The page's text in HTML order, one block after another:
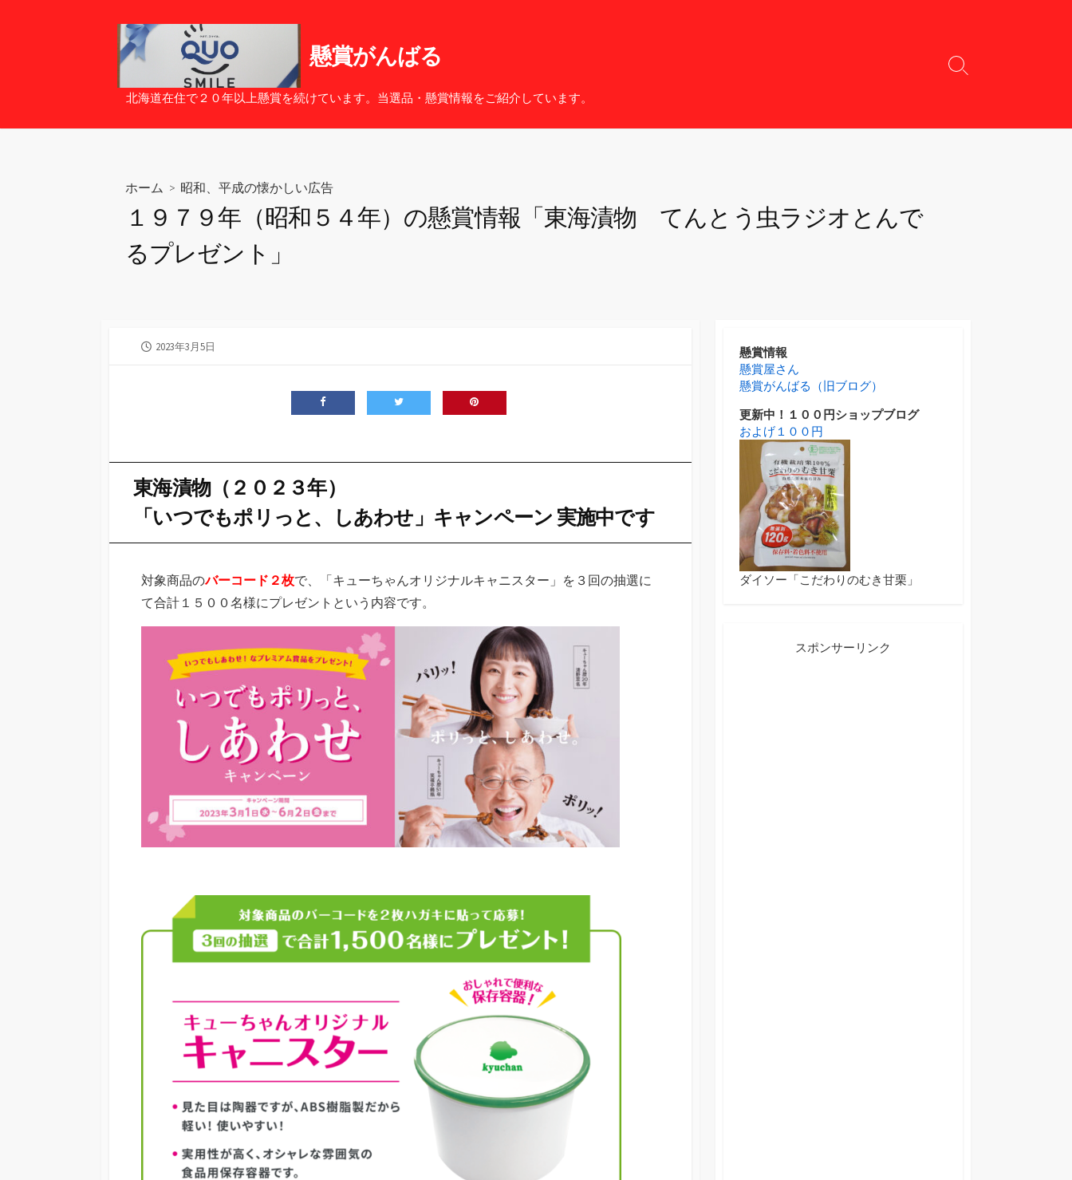
ス
懸賞がんばる
北海道在住で２０年以上懸賞を続けています。当選品・懸賞情報をご紹介しています。
検
ホーム > 昭和、平成の懐かしい広告
１９７９年（昭和５４年）の懸賞情報「東海漬物 てんとう虫ラジオとんで
るプレゼント」
公
2023年3月5日
東海漬物（２０２３年）
「いつでもポリっと、しあわせ」キャンペーン 実施中です
対象商品のバーコード２枚で、「キューちゃんオリジナルキャニスター」を３回の抽選に
て合計１５００名様にプレゼントという内容です。
懸賞情報
懸賞屋さん
懸賞がんばる（旧ブログ）
更新中！１００円ショップブログ
およげ１００円
ダイソー「こだわりのむき甘栗」
スポンサーリンク